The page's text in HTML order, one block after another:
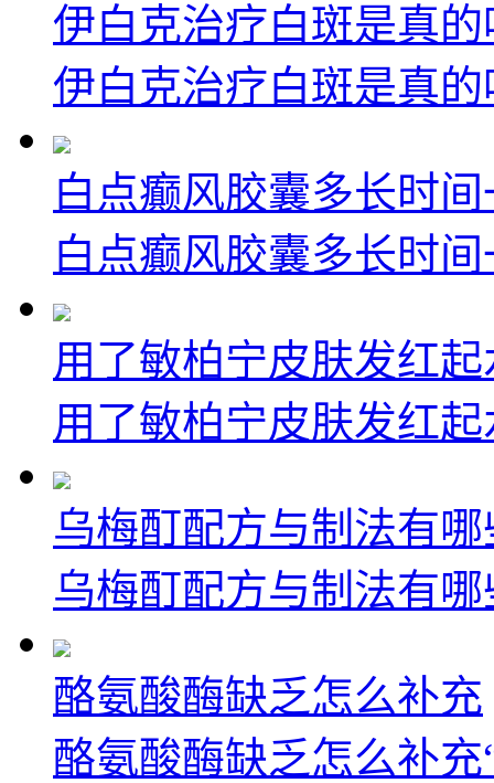
伊白克治疗白斑是真的
伊白克治疗白斑是真
白点癫风胶囊多长时
白点癫风胶囊多长时
用了敏柏宁皮肤发红
用了敏柏宁皮肤发红
乌梅酊配方与制法有哪
乌梅酊配方与制法有
酪氨酸酶缺乏怎么补充
酪氨酸酶缺乏怎么补